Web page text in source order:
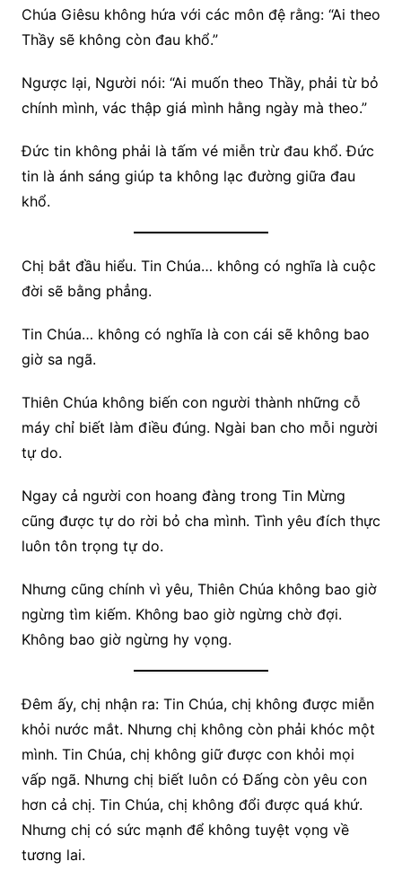
Chúa Giêsu không hứa với các môn đệ rằng: “Ai theo
Thầy sẽ không còn đau khổ.”
Ngược lại, Người nói: “Ai muốn theo Thầy, phải từ bỏ
chính mình, vác thập giá mình hằng ngày mà theo.”
Đức tin không phải là tấm vé miễn trừ đau khổ. Đức
tin là ánh sáng giúp ta không lạc đường giữa đau
khổ.
Chị bắt đầu hiểu. Tin Chúa… không có nghĩa là cuộc
đời sẽ bằng phẳng.
Tin Chúa… không có nghĩa là con cái sẽ không bao
giờ sa ngã.
Thiên Chúa không biến con người thành những cỗ
máy chỉ biết làm điều đúng. Ngài ban cho mỗi người
tự do.
Ngay cả người con hoang đàng trong Tin Mừng
cũng được tự do rời bỏ cha mình. Tình yêu đích thực
luôn tôn trọng tự do.
Nhưng cũng chính vì yêu, Thiên Chúa không bao giờ
ngừng tìm kiếm. Không bao giờ ngừng chờ đợi.
Không bao giờ ngừng hy vọng.
Đêm ấy, chị nhận ra: Tin Chúa, chị không được miễn
khỏi nước mắt. Nhưng chị không còn phải khóc một
mình. Tin Chúa, chị không giữ được con khỏi mọi
vấp ngã. Nhưng chị biết luôn có Đấng còn yêu con
hơn cả chị. Tin Chúa, chị không đổi được quá khứ.
Nhưng chị có sức mạnh để không tuyệt vọng về
tương lai.